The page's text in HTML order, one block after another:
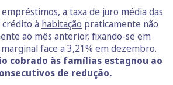
empréstimos, a taxa de juro média das
crédito à habitação praticamente não
ao mês anterior, fixando-se em
face a 3,21% em dezembro.
cobrado às famílias estagnou ao
de redução.